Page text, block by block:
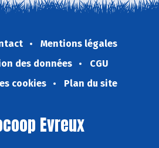
Mentions légales
des données
CGU
cookies
Plan du site
Evreux